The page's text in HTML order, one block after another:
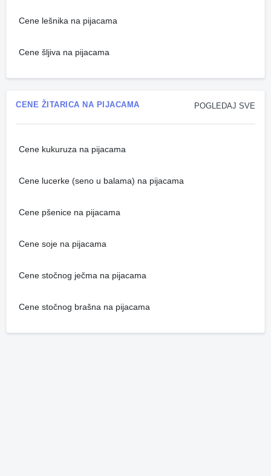
Cene lešnika na pijacama
Cene šljiva na pijacama
POGLEDAJ SVE
CENE ŽITARICA NA PIJACAMA
Cene kukuruza na pijacama
Cene lucerke (seno u balama) na pijacama
Cene pšenice na pijacama
Cene soje na pijacama
Cene stočnog ječma na pijacama
Cene stočnog brašna na pijacama